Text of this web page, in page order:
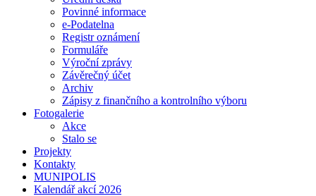
Povinné informace
e-Podatelna
Registr oznámení
Formuláře
Výroční zprávy
Závěrečný účet
Archiv
Zápisy z finančního a kontrolního výboru
Fotogalerie
Akce
Stalo se
Projekty
Kontakty
MUNIPOLIS
Kalendář akcí 2026